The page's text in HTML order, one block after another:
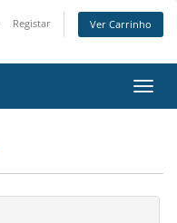
Registar Ver Carrinho